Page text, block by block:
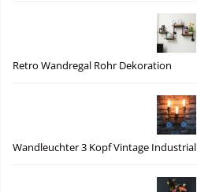
Retro Wandregal Rohr Dekoration
Wandleuchter 3 Kopf Vintage Industrial